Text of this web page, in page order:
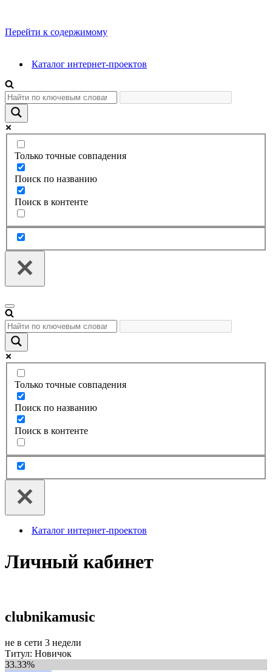
Перейти к содержимому
Каталог интернет-проектов
Только точные совпадения
Поиск по названию
Поиск в контенте
Меню
навигации
Только точные совпадения
Поиск по названию
Поиск в контенте
Каталог интернет-проектов
Личный кабинет
clubnikamusic
не в сети 3 недели
Титул: Новичок
33.33%